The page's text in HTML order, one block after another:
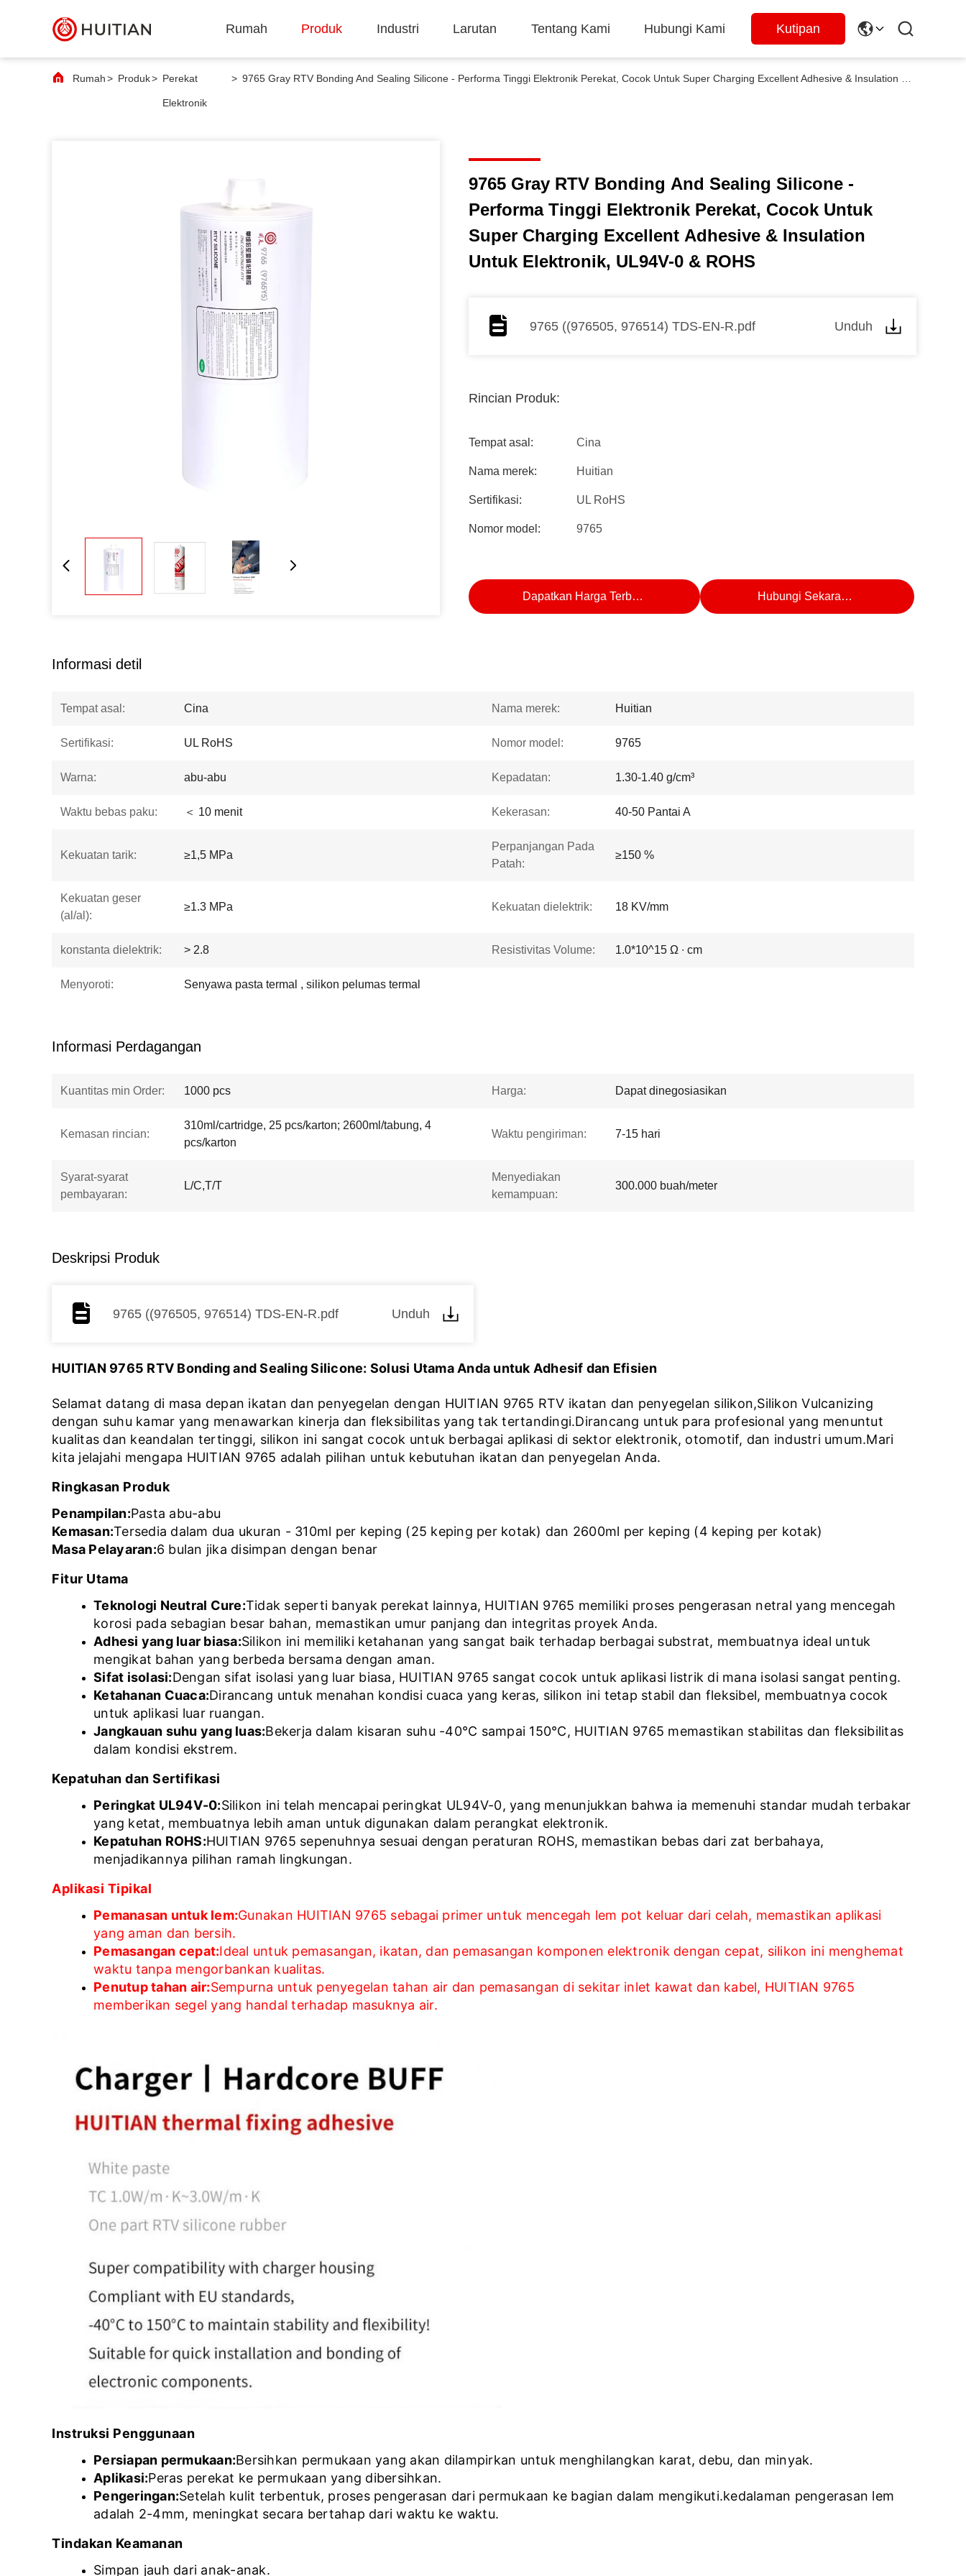
Rumah Produk Industri Larutan Tentang Kami Hubungi Kami Kutipan
Rumah> Produk> Perekat
Elektronik
>
9765 Gray RTV Bonding And Sealing Silicone -
Performa Tinggi Elektronik Perekat, Cocok Untuk
Super Charging Excellent Adhesive & Insulation
Untuk Elektronik, UL94V-0 & ROHS
9765 ((976505, 976514) TDS-EN-R.pdf Unduh
Rincian Produk:
Tempat asal: Cina
Nama merek: Huitian
Sertifikasi: UL RoHS
Nomor model: 9765
Dapatkan Harga Terbaik Hubungi Sekarang
Informasi detil
Tempat asal: Cina Nama merek: Huitian
Sertifikasi: UL RoHS Nomor model: 9765
Warna: abu-abu Kepadatan: 1.30-1.40 g/cm³
Waktu bebas paku: ＜ 10 menit Kekerasan: 40-50 Pantai A
Kekuatan tarik: ≥1,5 MPa
Perpanjangan Pada
Patah:
≥150 %
Kekuatan geser
(al/al):
≥1.3 MPa Kekuatan dielektrik: 18 KV/mm
konstanta dielektrik: > 2.8 Resistivitas Volume: 1.0*10^15 Ω ∙ cm
Menyoroti: Senyawa pasta termal , silikon pelumas termal
Informasi Perdagangan
Kuantitas min Order: 1000 pcs Harga: Dapat dinegosiasikan
Kemasan rincian:
310ml/cartridge, 25 pcs/karton; 2600ml/tabung, 4
pcs/karton
Waktu pengiriman: 7-15 hari
Syarat-syarat
pembayaran:
L/C,T/T
Menyediakan
kemampuan:
300.000 buah/meter
Deskripsi Produk
9765 ((976505, 976514) TDS-EN-R.pdf Unduh
HUITIAN 9765 RTV Bonding and Sealing Silicone: Solusi Utama Anda untuk Adhesif dan Efisien
Selamat datang di masa depan ikatan dan penyegelan dengan HUITIAN 9765 RTV ikatan dan penyegelan silikon,Silikon Vulcanizing
dengan suhu kamar yang menawarkan kinerja dan fleksibilitas yang tak tertandingi.Dirancang untuk para profesional yang menuntut
kualitas dan keandalan tertinggi, silikon ini sangat cocok untuk berbagai aplikasi di sektor elektronik, otomotif, dan industri umum.Mari
kita jelajahi mengapa HUITIAN 9765 adalah pilihan untuk kebutuhan ikatan dan penyegelan Anda.
Ringkasan Produk
Penampilan:Pasta abu-abu
Kemasan:Tersedia dalam dua ukuran - 310ml per keping (25 keping per kotak) dan 2600ml per keping (4 keping per kotak)
Masa Pelayaran:6 bulan jika disimpan dengan benar
Fitur Utama
Teknologi Neutral Cure:Tidak seperti banyak perekat lainnya, HUITIAN 9765 memiliki proses pengerasan netral yang mencegah
korosi pada sebagian besar bahan, memastikan umur panjang dan integritas proyek Anda.
Adhesi yang luar biasa:Silikon ini memiliki ketahanan yang sangat baik terhadap berbagai substrat, membuatnya ideal untuk
mengikat bahan yang berbeda bersama dengan aman.
Sifat isolasi:Dengan sifat isolasi yang luar biasa, HUITIAN 9765 sangat cocok untuk aplikasi listrik di mana isolasi sangat penting.
Ketahanan Cuaca:Dirancang untuk menahan kondisi cuaca yang keras, silikon ini tetap stabil dan fleksibel, membuatnya cocok
untuk aplikasi luar ruangan.
Jangkauan suhu yang luas:Bekerja dalam kisaran suhu -40°C sampai 150°C, HUITIAN 9765 memastikan stabilitas dan fleksibilitas
dalam kondisi ekstrem.
Kepatuhan dan Sertifikasi
Peringkat UL94V-0:Silikon ini telah mencapai peringkat UL94V-0, yang menunjukkan bahwa ia memenuhi standar mudah terbakar
yang ketat, membuatnya lebih aman untuk digunakan dalam perangkat elektronik.
Kepatuhan ROHS:HUITIAN 9765 sepenuhnya sesuai dengan peraturan ROHS, memastikan bebas dari zat berbahaya,
menjadikannya pilihan ramah lingkungan.
Aplikasi Tipikal
Pemanasan untuk lem:Gunakan HUITIAN 9765 sebagai primer untuk mencegah lem pot keluar dari celah, memastikan aplikasi
yang aman dan bersih.
Pemasangan cepat:Ideal untuk pemasangan, ikatan, dan pemasangan komponen elektronik dengan cepat, silikon ini menghemat
waktu tanpa mengorbankan kualitas.
Penutup tahan air:Sempurna untuk penyegelan tahan air dan pemasangan di sekitar inlet kawat dan kabel, HUITIAN 9765
memberikan segel yang handal terhadap masuknya air.
Instruksi Penggunaan
Persiapan permukaan:Bersihkan permukaan yang akan dilampirkan untuk menghilangkan karat, debu, dan minyak.
Aplikasi:Peras perekat ke permukaan yang dibersihkan.
Pengeringan:Setelah kulit terbentuk, proses pengerasan dari permukaan ke bagian dalam mengikuti.kedalaman pengerasan lem
adalah 2-4mm, meningkat secara bertahap dari waktu ke waktu.
Tindakan Keamanan
Simpan jauh dari anak-anak.